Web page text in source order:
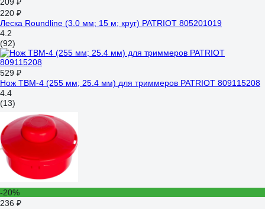
220 ₽
Леска Roundline (3.0 мм; 15 м; круг) PATRIOT 805201019
4.2
(92)
529 ₽
Нож TBM-4 (255 мм; 25.4 мм) для триммеров PATRIOT 809115208
4.4
(13)
-20%
236 ₽